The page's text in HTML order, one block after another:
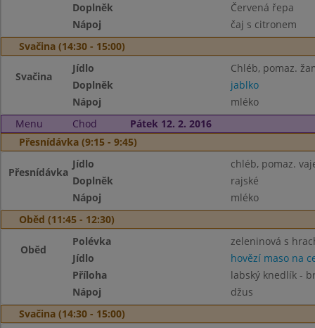
Doplněk
Červená řepa
Nápoj
čaj s citronem
Svačina (14:30 - 15:00)
Svačina
Jídlo
Chléb, pomaz.
Doplněk
jablko
Nápoj
mléko
Menu
Chod
Pátek 12. 2. 2016
Přesnídávka (9:15 - 9:45)
Přesnídávka
Jídlo
chléb, pomaz.
Doplněk
rajské
Nápoj
mléko
Oběd (11:45 - 12:30)
Oběd
Polévka
zeleninová s
Jídlo
hovězí maso na
Příloha
labský knedlík -
Nápoj
džus
Svačina (14:30 - 15:00)